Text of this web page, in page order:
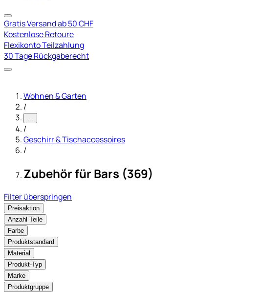
Gratis Versand ab 50 CHF
Kostenlose Retoure
Flexikonto Teilzahlung
30 Tage Rückgaberecht
Wohnen & Garten
/
...
/
Geschirr & Tischaccessoires
/
Zubehör für Bars (369)
Filter überspringen
Preisaktion
Anzahl Teile
Farbe
Produktstandard
Material
Produkt-Typ
Marke
Produktgruppe